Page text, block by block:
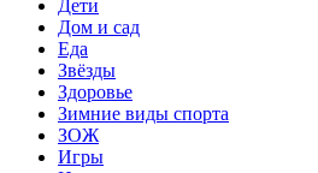
Дети
Дом и сад
Еда
Звёзды
Здоровье
Зимние виды спорта
ЗОЖ
Игры